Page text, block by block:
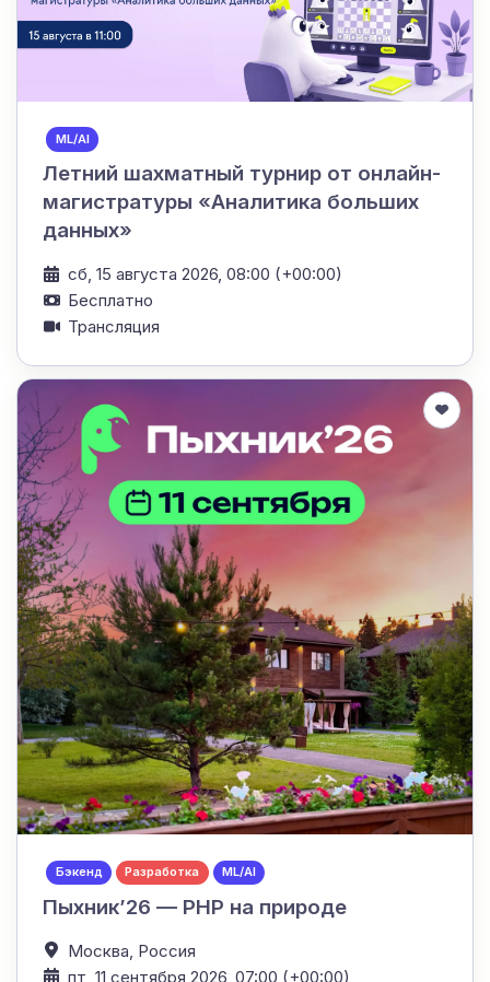
ML/AI
Летний шахматный турнир от онлайн-
магистратуры «Аналитика больших
данных»
сб, 15 августа 2026, 08:00 (+00:00)
Бесплатно
Трансляция
Бэкенд Разработка ML/AI
Пыхник’26 — PHP на природе
Москва, Россия
пт, 11 сентября 2026, 07:00 (+00:00)